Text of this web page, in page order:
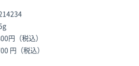
円（税込）
円（税込）